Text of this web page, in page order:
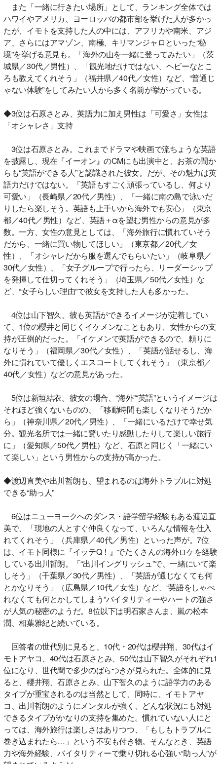
また「一緒に行きたい場所」として、ランキング全体では
ハワイやアメリカ、ヨーロッパの都市部を挙げた人が多かっ
たが、イモトを支持した人の中には、アフリカや南米、アジ
ア、さらにはアマゾン、南極、キリマンジャロといった“秘
境”を挙げる意見も。「海外の山を一緒に登ってみたい」（茨
城県／30代／男性）、「観光地だけではない、ヘビーなとこ
ろも教えてくれそう」（福井県／40代／女性）など、“普通じ
ゃない体験”をしてみたい人から多く名前が挙がっている。
◆3位は石原さとみ、英語力に加え男性は「可愛さ」女性は
「オシャレさ」支持
3位は石原さとみ。これまでドラマや映画で流ちょうな英語
を披露し、現在『イーオン』のCMにも出演中と、お茶の間か
らも“英語ができる人”と認識された彼女。だが、その魅力は英
語力だけではない。「英語もすごく頑張っているし、何より
可愛い」（長崎県／20代／男性）、「一緒に南の島で泳いだ
りしたら楽しそう。英語も上手いから海外でも安心」（東京
都／40代／男性）など、英語＋αを望む男性からの意見が多
数。一方、女性の意見としては、「海外旅行に慣れていそう
だから、一緒に買い物してほしい」（東京都／20代／女
性）、「オシャレだから服を選んでもらいたい」（岐阜県／
30代／女性）、「女子グループで行ったら、リーダーシップ
を発揮して仕切ってくれそう」（埼玉県／50代／女性）な
ど、“女子らしい理由”で彼女を支持した人も多かった。
4位は山下智久。彼も英語ができるイメージが定着してい
て、1位の櫻井と同じくイケメンなこともあり、女性からの支
持が圧倒的だった。「イケメンで英語ができるので、頼りに
なりそう」（福岡県／30代／女性）、「英語が話せるし、海
外に慣れていて優しくエスコートしてくれそう」（東京都／
40代／女性）などの意見があった。
5位は新垣結衣。彼女の場合、“海外”“英語”というイメージは
それほど強くないものの、「移動時間も楽しくなりそうだか
ら」（神奈川県／20代／男性）、「一緒にいるだけで幸せ気
分。観光名所では一緒に驚いたり感動したりして楽しい旅行
に」（愛知県／50代／男性）など、石原と同じく「一緒にい
て楽しい」という男性からの支持が高かった。
◆渡辺直美や出川哲朗も、望まれるのは海外トラブルに対処
できる“助っ人”
6位はニューヨークへのダンス・語学留学経験もある渡辺直
美で、「現地の人とすぐ仲良くなって、いろんな情報を仕入
れてくれそう」（兵庫県／40代／男性）といった声が。7位
は、イモト同様に『イッテQ！』でたくさんの海外ロケを経験
している出川哲朗。「“出川イングリッシュ”で、一緒にいて楽
しそう」（千葉県／30代／男性）、「英語が通じなくても何
とかなりそう」（広島県／10代／女性）など、“英語をしゃべ
れなくても何とかしてしまう”バイタリティーやハートの強さ
が人気の秘密のようだ。8位以下は明石家さんま、嵐の松本
潤、相葉雅紀と続いている。
回答者の世代別に見ると、10代・20代は櫻井翔、30代はイ
モトアヤコ、40代は石原さとみ、50代は山下智久がそれぞれ1
位になり、世代間で多少のばらつきが見られた。全体的に見
ると、櫻井翔、石原さとみ、山下智久のように語学力のある
タイプが重宝されるのは当然として、同時に、イモトアヤ
コ、出川哲朗のようにメンタルが強く、どんな状況にも対処
できるタイプがかなりの支持を集めた。慣れていない人にと
っては、海外旅行は楽しさはありつつ、「もしもトラブルに
巻き込まれたら…」という不安も付き物。そんなとき、英語
力や海外経験、バイタリティーで乗り切れる心強い“助っ人”が